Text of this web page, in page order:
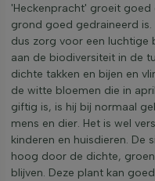
'Heckenpracht' groeit
grond goed gedraineerd
dus zorg voor een luchtige
aan de biodiversiteit in de
dichte takken en bijen en
de witte bloemen die in
giftig is, is hij bij normaal
mens en dier. Het is wel
kinderen en huisdieren. De
hoog door de dichte,
blijven. Deze plant kan